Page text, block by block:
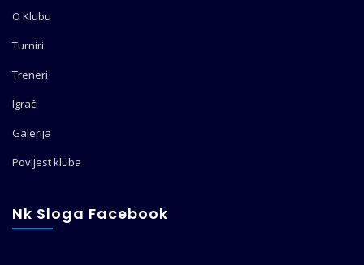
O Klubu
Turniri
Treneri
Igrači
Galerija
Povijest kluba
Nk Sloga Facebook